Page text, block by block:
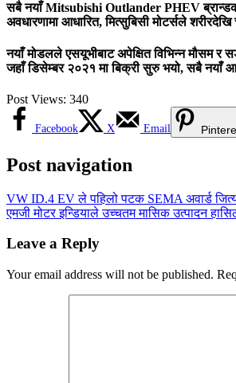
सबै नयाँ Mitsubishi Outlander PHEV ब्रान्डको
अवधारणामा आधारित, मित्सुबिसी मोटर्सले
नयाँ मोडलले एसयूभीबाट अपेक्षित विभिन्न मौसम र
जहाँ डिसेम्बर २०२१ मा बिक्री सुरु भयो, सबै नयाँ
Post Views: 340
Facebook X Email
Post navigation
VW ID.4 EV ले पहिलो पटक SEMA अवार्ड
एमजी मोटर इन्डियाले उच्चतम मासिक उत्पादन
Leave a Reply
Your email address will not be published.